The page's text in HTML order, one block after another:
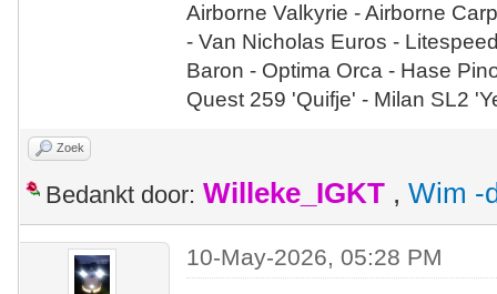
Airborne Valkyrie - Airborne
- Van Nicholas Euros -
Baron - Optima Orca - Hase
Quest 259 'Quifje' - Milan SL2
Zoek
Bedankt door: Willeke_IGKT , Wim -
10-May-2026, 05:28 PM